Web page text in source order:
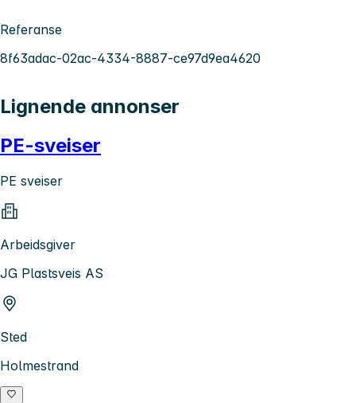
Referanse
8f63adac-02ac-4334-8887-ce97d9ea4620
Lignende annonser
PE-sveiser
PE sveiser
Arbeidsgiver
JG Plastsveis AS
Sted
Holmestrand